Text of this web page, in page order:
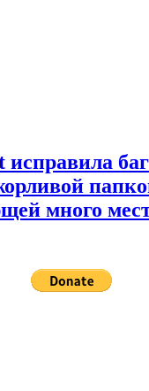
много